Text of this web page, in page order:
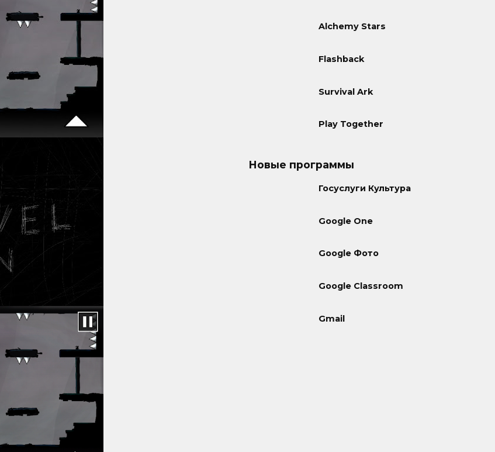
Alchemy Stars
Flashback
Survival Ark
Play Together
Новые программы
Госуслуги Культура
Google One
Google Фото
Google Classroom
Gmail